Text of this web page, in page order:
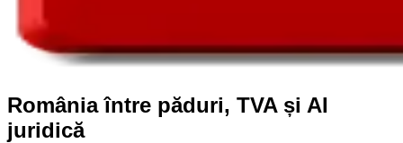
România între păduri, TVA și AI
juridică